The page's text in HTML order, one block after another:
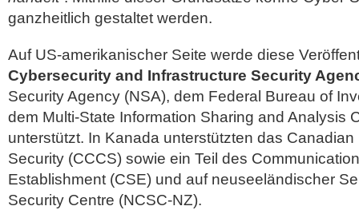
ganzheitlich gestaltet werden.
Auf US-amerikanischer Seite werde diese
Cybersecurity and Infrastructure Security
Security Agency (NSA), dem Federal Bureau of
dem Multi-State Information Sharing and Analysis
unterstützt. In Kanada unterstützten das Canadian
Security (CCCS) sowie ein Teil des
Establishment (CSE) und auf neuseeländischer
Security Centre (NCSC-NZ).